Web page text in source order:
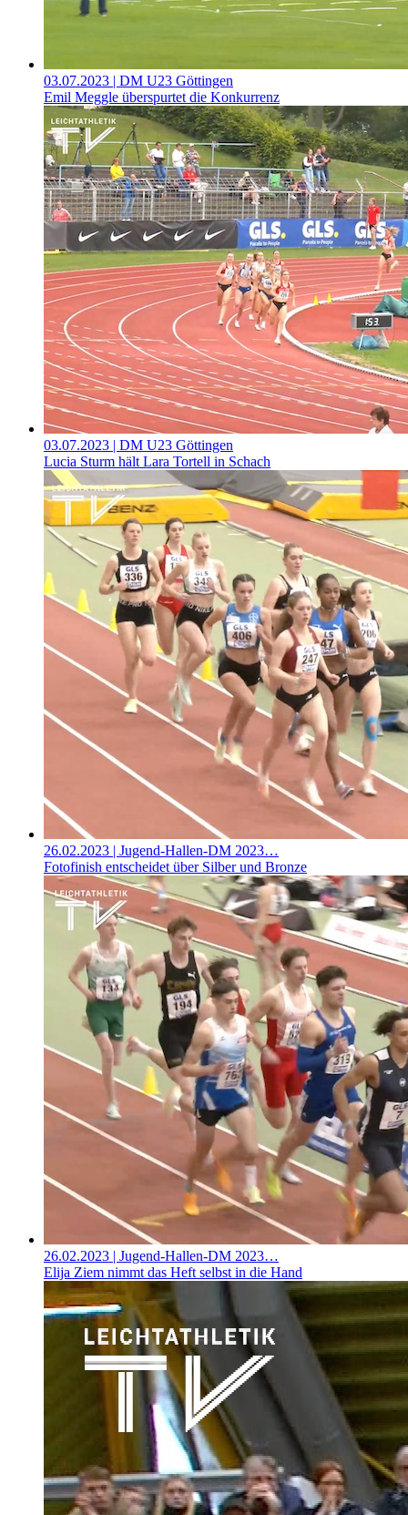
03.07.2023 | DM U23 Göttingen
Emil Meggle überspurtet die Konkurrenz
03.07.2023 | DM U23 Göttingen
Lucia Sturm hält Lara Tortell in Schach
26.02.2023 | Jugend-Hallen-DM 2023…
Fotofinish entscheidet über Silber und Bronze
26.02.2023 | Jugend-Hallen-DM 2023…
Elija Ziem nimmt das Heft selbst in die Hand